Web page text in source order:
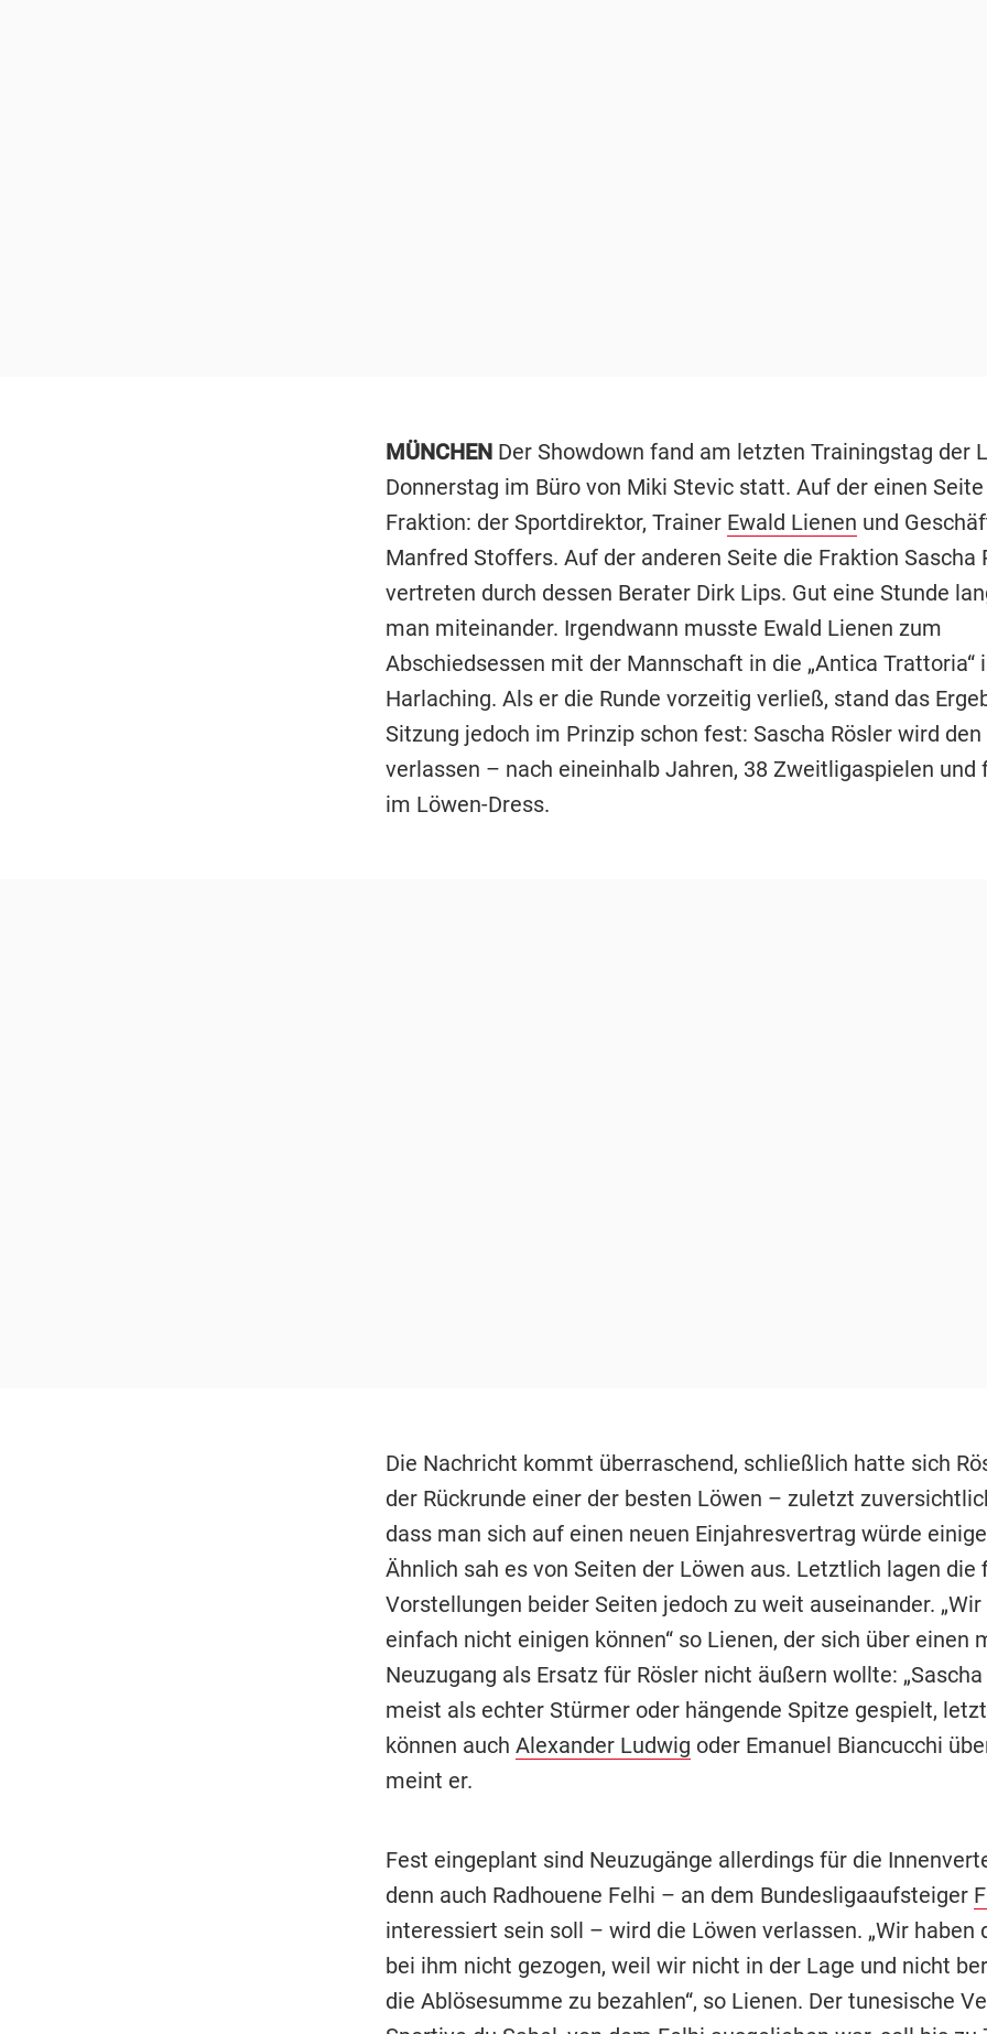
MÜNCHENDer Showdown fand am letzten Trainingstag der
Donnerstag im Büro von Miki Stevic statt. Auf der einen
Fraktion: der Sportdirektor, Trainer Ewald Lienen und
Manfred Stoffers. Auf der anderen Seite die Fraktion Sascha
vertreten durch dessen Berater Dirk Lips. Gut eine Stunde
man miteinander. Irgendwann musste Ewald Lienen zum
Abschiedsessen mit der Mannschaft in die „Antica Trattoria“
Harlaching. Als er die Runde vorzeitig verließ, stand das
Sitzung jedoch im Prinzip schon fest: Sascha Rösler wird den
verlassen – nach eineinhalb Jahren, 38 Zweitligaspielen und
im Löwen-Dress.
Die Nachricht kommt überraschend, schließlich hatte sich
der Rückrunde einer der besten Löwen – zuletzt
dass man sich auf einen neuen Einjahresvertrag würde
Ähnlich sah es von Seiten der Löwen aus. Letztlich lagen die
Vorstellungen beider Seiten jedoch zu weit auseinander. „Wir
einfach nicht einigen können“ so Lienen, der sich über einen
Neuzugang als Ersatz für Rösler nicht äußern wollte:
meist als echter Stürmer oder hängende Spitze gespielt,
können auch Alexander Ludwig oder Emanuel Biancucchi
meint er.
Fest eingeplant sind Neuzugänge allerdings für die
denn auch Radhouene Felhi – an dem Bundesligaaufsteiger
interessiert sein soll – wird die Löwen verlassen. „Wir haben
bei ihm nicht gezogen, weil wir nicht in der Lage und nicht
die Ablösesumme zu bezahlen“, so Lienen. Der tunesische